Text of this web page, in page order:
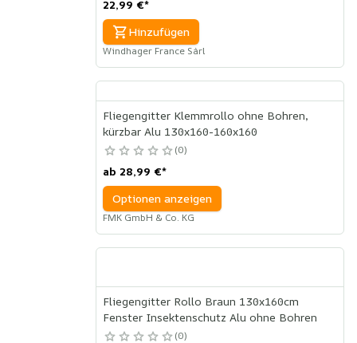
22,99 €*
Hinzufügen
Windhager France Sàrl
Fliegengitter Klemmrollo ohne Bohren,
kürzbar Alu 130x160-160x160
0
ab 28,99 €*
Optionen anzeigen
FMK GmbH & Co. KG
Fliegengitter Rollo Braun 130x160cm
Fenster Insektenschutz Alu ohne Bohren
0